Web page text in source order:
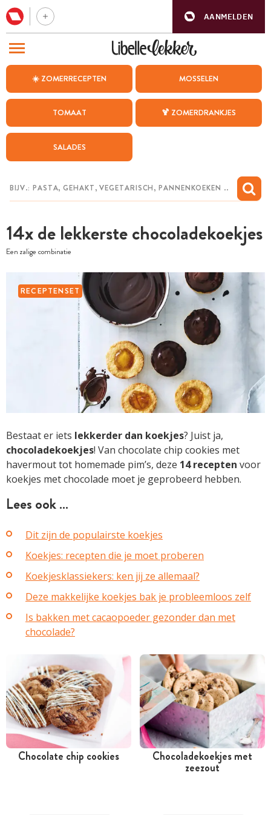
AANMELDEN
☀️ ZOMERRECEPTEN MOSSELEN
TOMAAT 🍹 ZOMERDRANKJES
SALADES
14x de lekkerste chocoladekoekjes
Een zalige combinatie
RECEPTENSET
Bestaat er iets lekkerder dan koekjes? Juist ja,
chocoladekoekjes! Van chocolate chip cookies met
havermout tot homemade pim’s, deze 14 recepten voor
koekjes met chocolade moet je geprobeerd hebben.
Lees ook …
Dit zijn de populairste koekjes
Koekjes: recepten die je moet proberen
Koekjesklassiekers: ken jij ze allemaal?
Deze makkelijke koekjes bak je probleemloos zelf
Is bakken met cacaopoeder gezonder dan met
chocolade?
Chocolate chip cookies
Tussen 30 minuten en 1
Chocoladekoekjes met
zeezout
BEZOEK ONZE ANDERE WEBSITES
WEEKMENU
CHAT MET MAIA
MIJN BEWAARDE RECEPTEN